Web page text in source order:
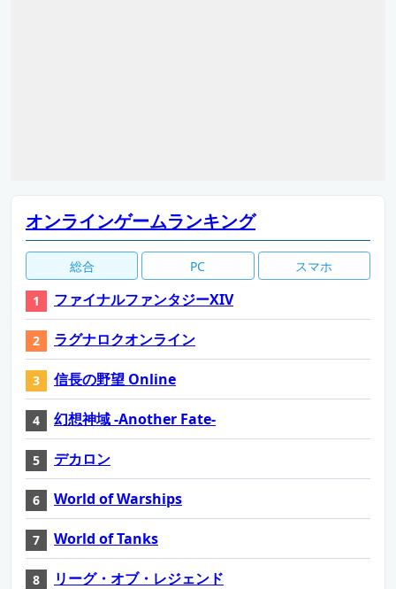
オンラインゲームランキング
総合 PC スマホ
ファイナルファンタジーXIV
ラグナロクオンライン
信長の野望 Online
幻想神域 -Another Fate-
デカロン
World of Warships
World of Tanks
リーグ・オブ・レジェンド